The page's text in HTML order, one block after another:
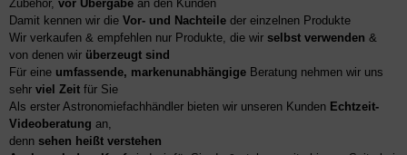
Zubehör, vor Übergabe an den Kunden
Damit kennen wir die Vor- und Nachteile der einzelnen Produkte
Wir verkaufen & empfehlen nur Produkte, die wir selbst verwenden &
von denen wir überzeugt sind
Für eine umfassende, markenunabhängige Beratung nehmen wir uns
sehr viel Zeit für Sie
Als erster Astronomiefachhändler bieten wir unseren Kunden Echtzeit-
Videoberatung an,
denn sehen heißt verstehen